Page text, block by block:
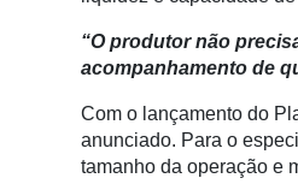
“O produtor não
acompanhamento de
Com o lançamento do
anunciado. Para o
tamanho da operação e